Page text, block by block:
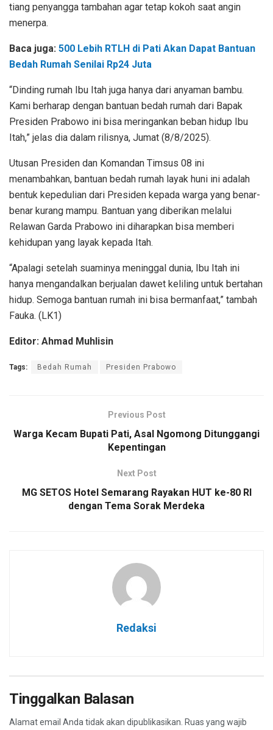
tiang penyangga tambahan agar tetap kokoh saat angin
menerpa.
Baca juga: 500 Lebih RTLH di Pati Akan Dapat Bantuan
Bedah Rumah Senilai Rp24 Juta
“Dinding rumah Ibu Itah juga hanya dari anyaman bambu.
Kami berharap dengan bantuan bedah rumah dari Bapak
Presiden Prabowo ini bisa meringankan beban hidup Ibu
Itah,” jelas dia dalam rilisnya, Jumat (8/8/2025).
Utusan Presiden dan Komandan Timsus 08 ini
menambahkan, bantuan bedah rumah layak huni ini adalah
bentuk kepedulian dari Presiden kepada warga yang benar-
benar kurang mampu. Bantuan yang diberikan melalui
Relawan Garda Prabowo ini diharapkan bisa memberi
kehidupan yang layak kepada Itah.
“Apalagi setelah suaminya meninggal dunia, Ibu Itah ini
hanya mengandalkan berjualan dawet keliling untuk bertahan
hidup. Semoga bantuan rumah ini bisa bermanfaat,” tambah
Fauka. (LK1)
Editor: Ahmad Muhlisin
Tags: Bedah Rumah Presiden Prabowo
Previous Post
Warga Kecam Bupati Pati, Asal Ngomong Ditunggangi
Kepentingan
Next Post
MG SETOS Hotel Semarang Rayakan HUT ke-80 RI
dengan Tema Sorak Merdeka
Redaksi
Tinggalkan Balasan
Alamat email Anda tidak akan dipublikasikan. Ruas yang wajib